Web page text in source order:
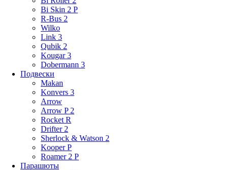
Bi Skin 2 P
R-Bus 2
Wilko
Link 3
Qubik 2
Kougar 3
Dobermann 3
Подвески
Makan
Konvers 3
Arrow
Arrow P 2
Rocket R
Drifter 2
Sherlock & Watson 2
Kooper P
Roamer 2 P
Парашюты